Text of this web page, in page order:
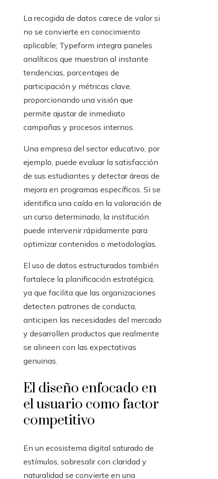
La recogida de datos carece de valor si
no se convierte en conocimiento
aplicable; Typeform integra paneles
analíticos que muestran al instante
tendencias, porcentajes de
participación y métricas clave,
proporcionando una visión que
permite ajustar de inmediato
campañas y procesos internos.
Una empresa del sector educativo, por
ejemplo, puede evaluar la satisfacción
de sus estudiantes y detectar áreas de
mejora en programas específicos. Si se
identifica una caída en la valoración de
un curso determinado, la institución
puede intervenir rápidamente para
optimizar contenidos o metodologías.
El uso de datos estructurados también
fortalece la planificación estratégica,
ya que facilita que las organizaciones
detecten patrones de conducta,
anticipen las necesidades del mercado
y desarrollen productos que realmente
se alineen con las expectativas
genuinas.
El diseño enfocado en
el usuario como factor
competitivo
En un ecosistema digital saturado de
estímulos, sobresalir con claridad y
naturalidad se convierte en una